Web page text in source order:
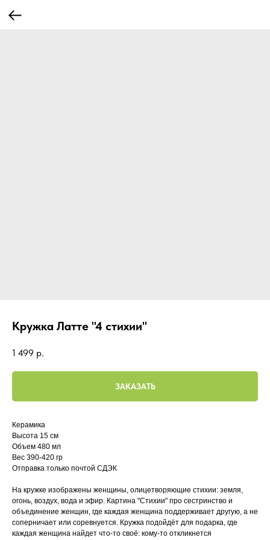
Кружка Латте "4 стихии"
1 499 р.
ЗАКАЗАТЬ
Керамика
Высота 15 см
Объем 480 мл
Вес 390-420 гр
Отправка только почтой СДЭК
На кружке изображены женщины, олицетворяющие стихии: земля,
огонь, воздух, вода и эфир. Картина "Стихии" про сестринство и
объединение женщин, где каждая женщина поддерживает другую, а не
соперничает или соревнуется. Кружка подойдёт для подарка, где
каждая женщина найдет что-то своё: кому-то откликнется